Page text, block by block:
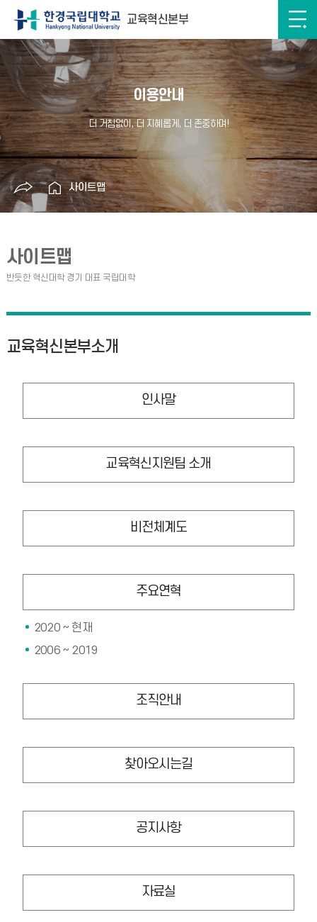
교육혁신본부
이용안내
사이트맵
사이트맵
교육혁신본부소개
인사말
교육혁신지원팀 소개
비전체계도
주요연혁
2020 ~ 현재
2006 ~ 2019
조직안내
찾아오시는길
공지사항
자료실